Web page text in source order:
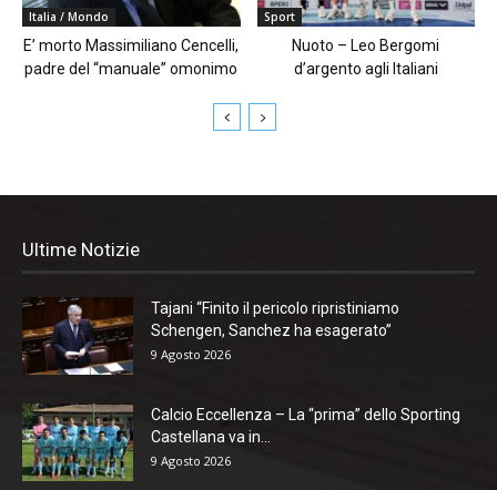
Italia / Mondo
E’ morto Massimiliano Cencelli,
padre del “manuale” omonimo
Sport
Nuoto – Leo Bergomi
d’argento agli Italiani
Ultime Notizie
Tajani “Finito il pericolo ripristiniamo
Schengen, Sanchez ha esagerato”
9 Agosto 2026
Calcio Eccellenza – La “prima” dello Sporting
Castellana va in...
9 Agosto 2026